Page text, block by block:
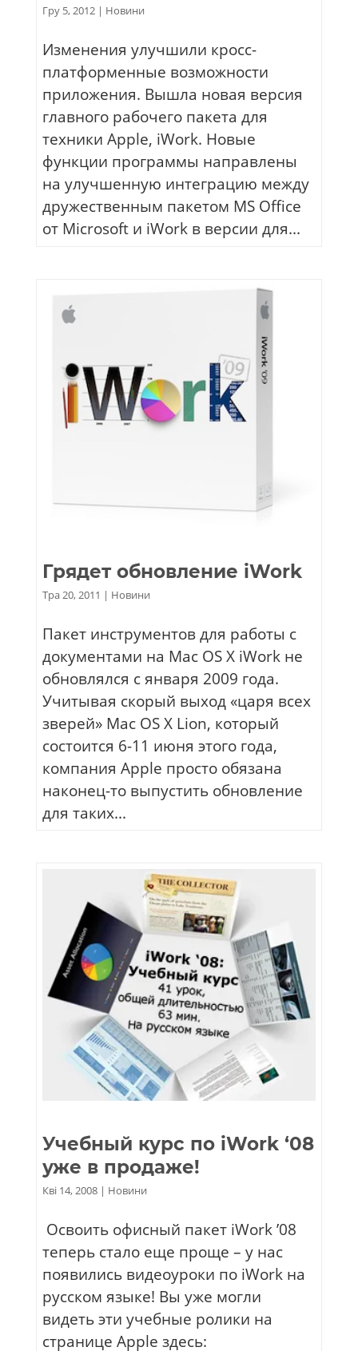
Гру 5, 2012| Новини
Изменения улучшили кросс-
платформенные возможности
приложения. Вышла новая версия
главного рабочего пакета для
техники Apple, iWork. Новые
функции программы направлены
на улучшенную интеграцию между
дружественным пакетом MS Office
от Microsoft и iWork в версии для...
Грядет обновление iWork
Тра 20, 2011 | Новини
Пакет инструментов для работы с
документами на Mac OS X iWork не
обновлялся с января 2009 года.
Учитывая скорый выход «царя всех
зверей» Mac OS X Lion, который
состоится 6-11 июня этого года,
компания Apple просто обязана
наконец-то выпустить обновление
для таких...
Учебный курс по iWork ‘08
уже в продаже!
Кві 14, 2008| Новини
Освоить офисный пакет iWork ’08
теперь стало еще проще – у нас
появились видеоуроки по iWork на
русском языке! Вы уже могли
видеть эти учебные ролики на
странице Apple здесь: